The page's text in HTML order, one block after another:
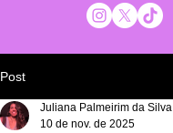
Post
Juliana Palmeirim da Silva
10 de nov. de 2025